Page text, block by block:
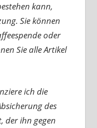
kann,
Sie können
oder
Sie alle Artikel
ich die
des
der ihn gegen